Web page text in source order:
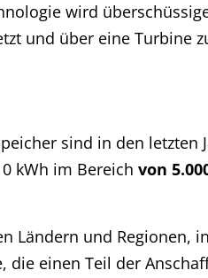
wird
und über eine Turbine
sind in den
kWh im Bereichvon
Ländern und Regionen,
die einen Teil der